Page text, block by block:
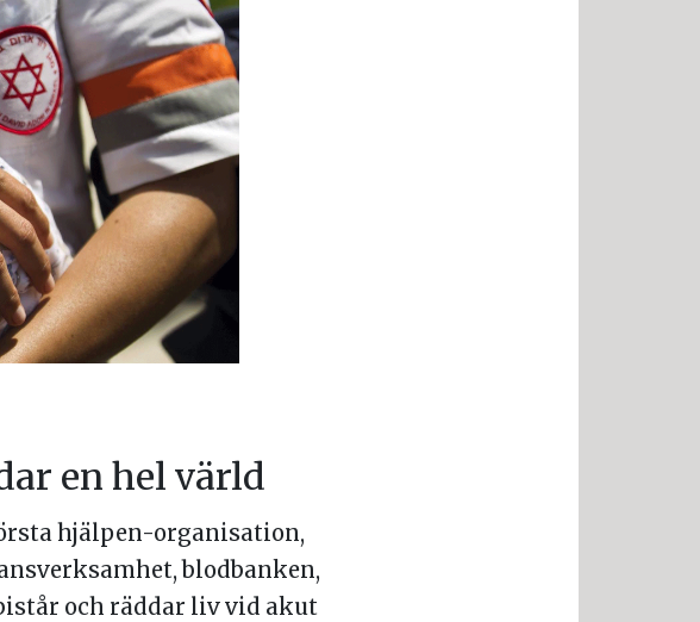
en hel värld
hjälpen-organisation,
blodbanken,
och räddar liv vid akut